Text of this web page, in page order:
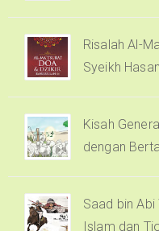
Risalah Al-
Syeikh
Kisah
dengan
Saad bin
Islam dan